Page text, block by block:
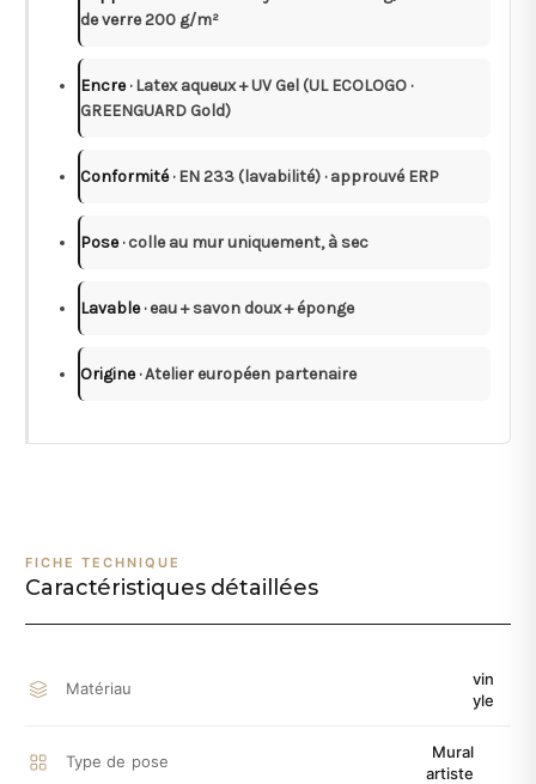
de verre 200 g/m²
Encre· Latex aqueux + UV Gel (UL ECOLOGO ·
GREENGUARD Gold)
Conformité· EN 233 (lavabilité) · approuvé ERP
Pose· colle au mur uniquement, à sec
Lavable· eau + savon doux + éponge
Origine· Atelier européen partenaire
FICHE TECHNIQUE
Caractéristiques détaillées
Matériau
vin
yle
Type de pose
Mural
artiste